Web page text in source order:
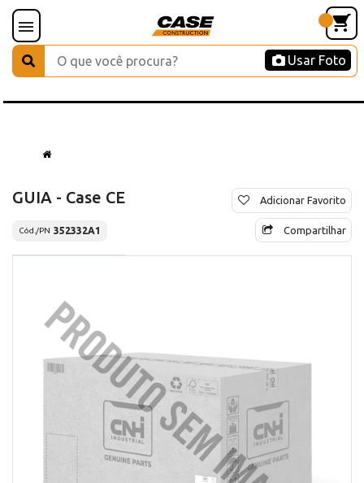
Usar Foto
GUIA - Case CE
Cód./PN 352332A1
Adicionar Favorito
Compartilhar